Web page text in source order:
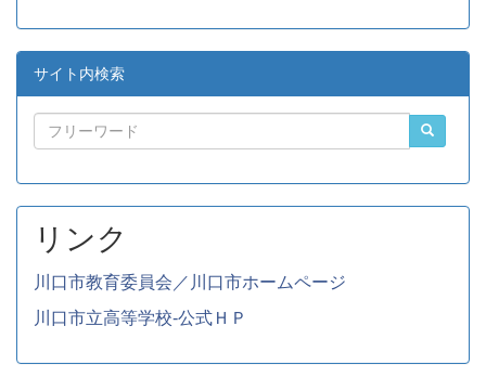
サイト内検索
リンク
川口市教育委員会／川口市ホームページ
川口市立高等学校-公式ＨＰ